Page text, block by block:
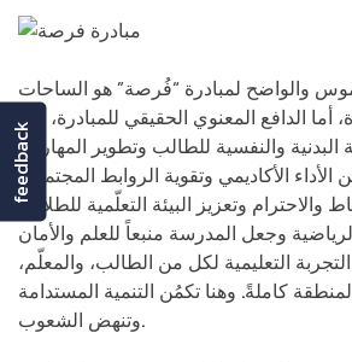
والواضح لمبادرة “فُرصة” هو الساحات
أما الدافع المعنوي الحقيقي للمبادرة، فهو
والنفسية للطالب وتطوير المهارات
الأداء الأكاديمي وتقوية الروابط المجتمعية
والاحترام وتعزيز البيئة التعلّمية للطلاب،
وجعل المدرسة منبعاً للعلم والأمان
التعليمية لكل من الطالب، والمعلّم،
كاملةً. وهنا تكمُن التنمية المستدامة
وتنهض الشعوب.
feedback